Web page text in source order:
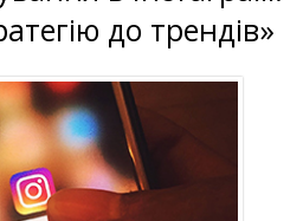
до трендів»